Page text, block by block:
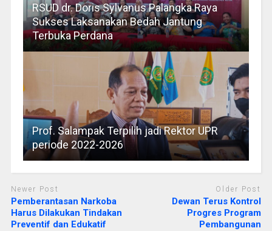
RSUD dr. Doris Sylvanus Palangka Raya
Sukses Laksanakan Bedah Jantung
Terbuka Perdana
Prof. Salampak Terpilih jadi Rektor UPR
periode 2022-2026
Newer Post
Pemberantasan Narkoba
Harus Dilakukan Tindakan
Preventif dan Edukatif
Older Post
Dewan Terus Kontrol
Progres Program
Pembangunan